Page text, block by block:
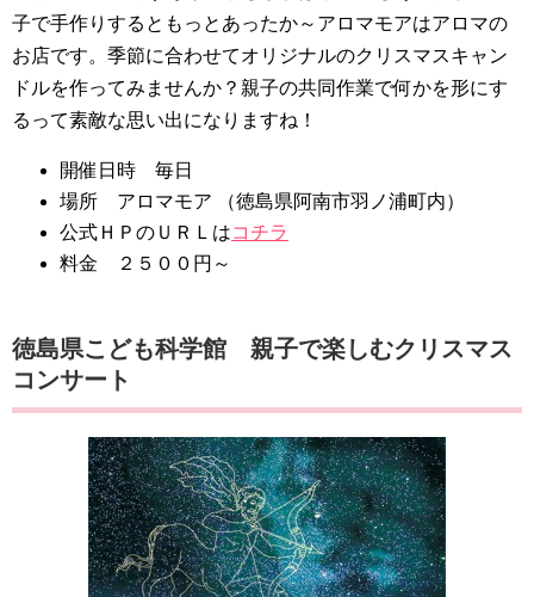
子で手作りするともっとあったか～アロマモアはアロマの
お店です。季節に合わせてオリジナルのクリスマスキャン
ドルを作ってみませんか？親子の共同作業で何かを形にす
るって素敵な思い出になりますね！
開催日時 毎日
場所 アロマモア （徳島県阿南市羽ノ浦町内）
公式ＨＰのＵＲＬはコチラ
料金 ２５００円～
徳島県こども科学館 親子で楽しむクリスマス
コンサート